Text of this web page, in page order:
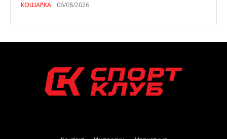
КОШАРКА 06/08/2026